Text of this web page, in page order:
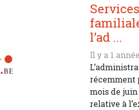
l’ad ...
Il y a 1 année
récemment
mois de
relative à